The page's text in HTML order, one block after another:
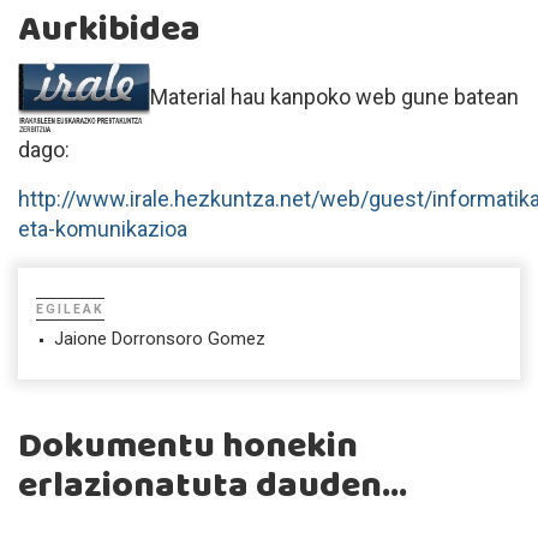
Aurkibidea
Material hau kanpoko web gune batean
dago:
http://www.irale.hezkuntza.net/web/guest/
eta-komunikazioa
EGILEAK
Jaione Dorronsoro Gomez
Dokumentu honekin
erlazionatuta dauden...